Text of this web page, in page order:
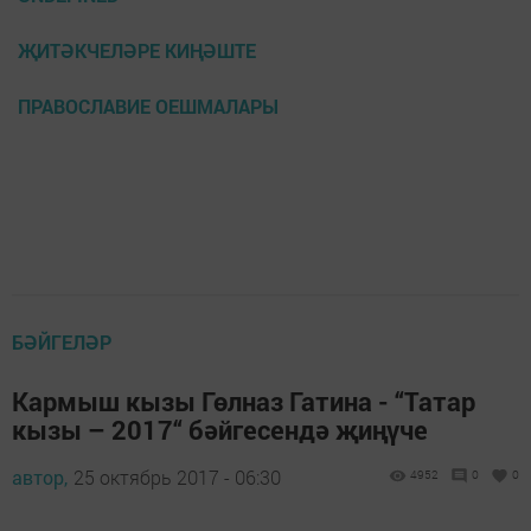
ҖИТӘКЧЕЛӘРЕ КИҢӘШТЕ
ПРАВОСЛАВИЕ ОЕШМАЛАРЫ
БӘЙГЕЛӘР
Кармыш кызы Гөлназ Гатина - “Татар
кызы – 2017“ бәйгесендә җиңүче
автор, 25 октябрь 2017 - 06:30 4952 0 0